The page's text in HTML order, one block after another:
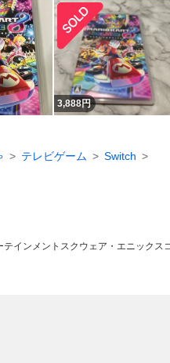
3,888円
テレビゲーム
Switch
インメント スクウェア・エニックス